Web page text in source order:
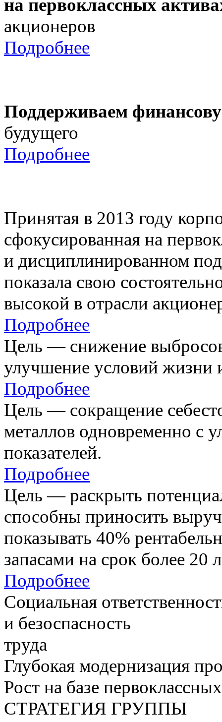
на первоклассных
акционеров
Подробнее
Поддерживаем
будущего
Подробнее
Принятая в 2013 году
сфокусированная на
и дисциплинированном
показала свою
высокой в отрасли
Подробнее
Цель — снижение
улучшение условий жизни
Подробнее
Цель — сокращение
металлов одновременно с
показателей.
Подробнее
Цель — раскрыть
способны приносить
показывать 40%
запасами на срок более 20
Подробнее
Социальная
и безоспасность
труда
Глубокая модернизация
Рост на базе
СТРАТЕГИЯ ГРУППЫ